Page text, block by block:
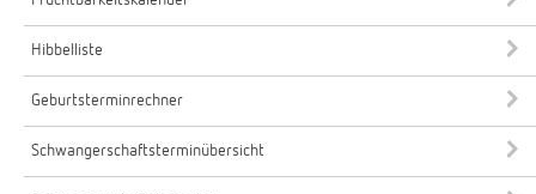
Hibbelliste
Geburtsterminrechner
Schwangerschaftsterminübersicht